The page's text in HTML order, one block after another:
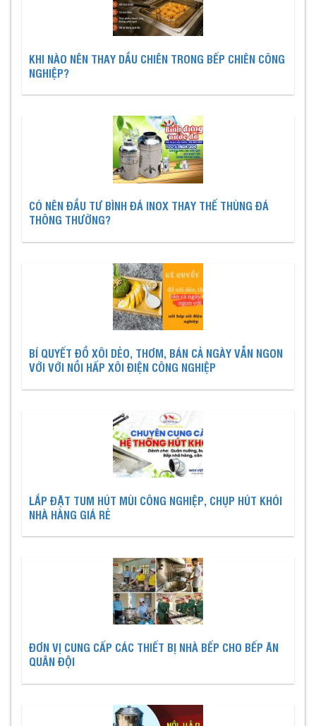
KHI NÀO NÊN THAY DẦU CHIÊN TRONG BẾP CHIÊN CÔNG
NGHIỆP?
CÓ NÊN ĐẦU TƯ BÌNH ĐÁ INOX THAY THẾ THÙNG ĐÁ
THÔNG THƯỜNG?
BÍ QUYẾT ĐỒ XÔI DẺO, THƠM, BÁN CẢ NGÀY VẪN NGON
VỚI VỚI NỒI HẤP XÔI ĐIỆN CÔNG NGHIỆP
LẮP ĐẶT TUM HÚT MÙI CÔNG NGHIỆP, CHỤP HÚT KHÓI
NHÀ HÀNG GIÁ RẺ
ĐƠN VỊ CUNG CẤP CÁC THIẾT BỊ NHÀ BẾP CHO BẾP ĂN
QUÂN ĐỘI